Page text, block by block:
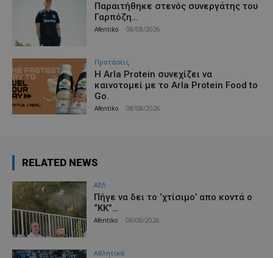
Παραιτήθηκε στενός συνεργάτης του
Γαρπόζη…
Afentiko 08/08/2026
Προτάσεις
Η Arla Protein συνεχίζει να
καινοτομεί με το Arla Protein Food to
Go.
Afentiko 08/08/2026
RELATED NEWS
ΑΕΛ
Πήγε να δει το ‘χτίσιμο’ απο κοντά ο
“ΚΚ”…
Afentiko 08/08/2026
Αθλητικά